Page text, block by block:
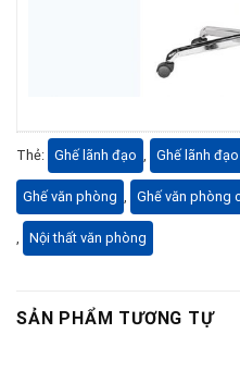
Thẻ: Ghế lãnh đạo Ghế lãnh
Ghế văn phòng Ghế văn phòng
Nội thất văn phòng
SẢN PHẨM TƯƠNG TỰ